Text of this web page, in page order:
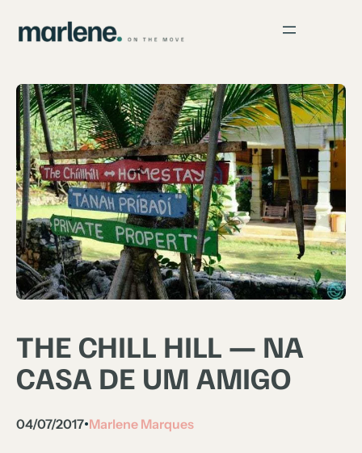
THE CHILL HILL — NA
CASA DE UM AMIGO
04/07/2017•Marlene Marques